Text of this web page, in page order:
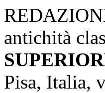
antichità
Pisa, Italia,